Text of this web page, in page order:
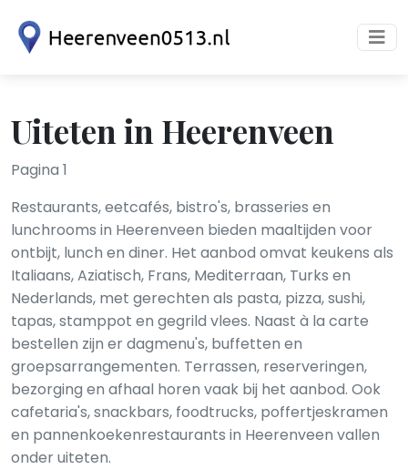
Uiteten in Heerenveen
Pagina 1
Restaurants, eetcafés, bistro's, brasseries en
lunchrooms in Heerenveen bieden maaltijden voor
ontbijt, lunch en diner. Het aanbod omvat keukens als
Italiaans, Aziatisch, Frans, Mediterraan, Turks en
Nederlands, met gerechten als pasta, pizza, sushi,
tapas, stamppot en gegrild vlees. Naast à la carte
bestellen zijn er dagmenu's, buffetten en
groepsarrangementen. Terrassen, reserveringen,
bezorging en afhaal horen vaak bij het aanbod. Ook
cafetaria's, snackbars, foodtrucks, poffertjeskramen
en pannenkoekenrestaurants in Heerenveen vallen
onder uiteten.